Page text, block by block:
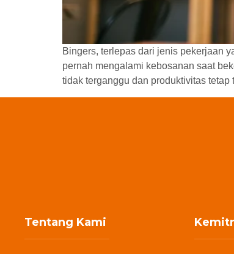
Bingers, terlepas dari jenis pekerjaan
pernah mengalami kebosanan saat
tidak terganggu dan produktivitas
Tentang Kami